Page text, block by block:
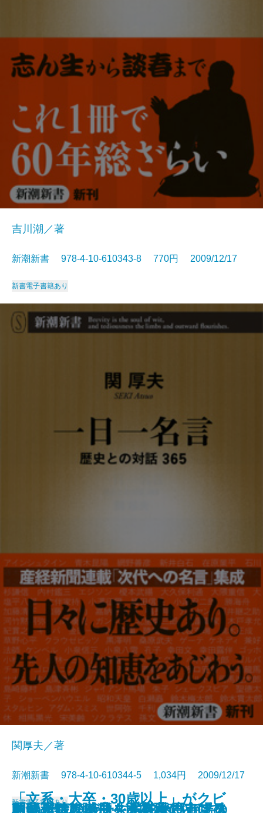
おへそはなぜ一生消えないか―人
自分だけの一冊―北村薫のアンソ
あの素晴しい曲をもう一度―フォ
医薬品クライシス―78兆円市場の
朝鮮人特攻隊―「日本人」として
吉川潮／著
新潮新書 978-4-10-610343-8 770円 2009/12/17
新書電子書籍あり
関厚夫／著
新潮新書 978-4-10-610344-5 1,034円 2009/12/17
新書電子書籍あり
「メール好感度」を格段に上げる
「文系・大卒・30歳以上」がクビ